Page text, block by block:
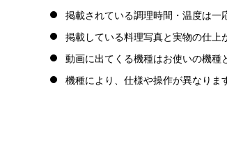
掲載されている調理時間・温度は一
掲載している料理写真と実物の仕上
動画に出てくる機種はお使いの機種
機種により、仕様や操作が異なりま